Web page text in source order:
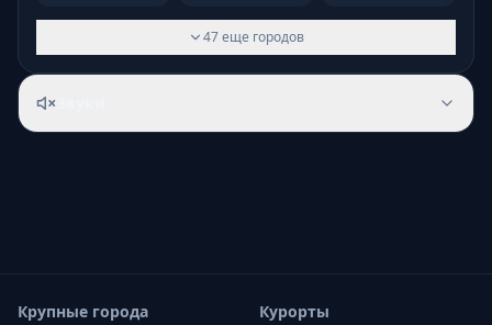
47еще городов
Крупные города Курорты